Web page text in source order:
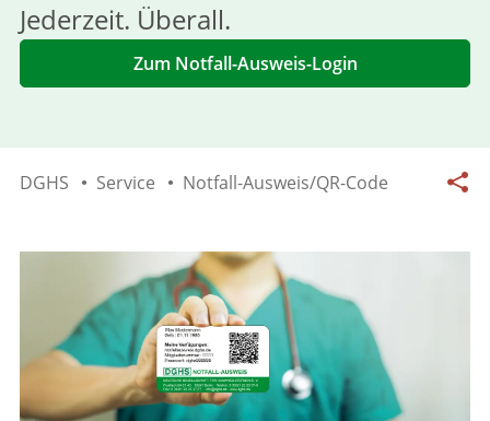
Jederzeit. Überall.
Zum Notfall-Ausweis-Login
DGHS Service Notfall-Ausweis/QR-Code